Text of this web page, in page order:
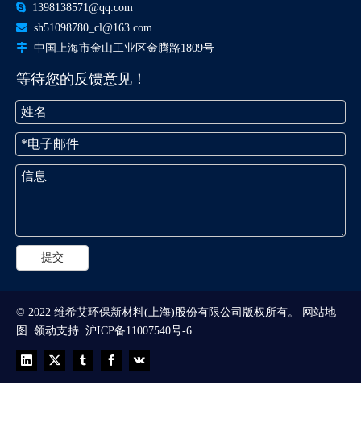
 1398138571@qq.com
 sh51098780_cl@163.com
 中国上海市金山工业区金腾路1809号
等待您的反馈意见！
提交
© 2022 维希艾环保新材料(上海)股份有限公司版权所有。
网站地
图 . 领动支持. 沪ICP备11007540号-6